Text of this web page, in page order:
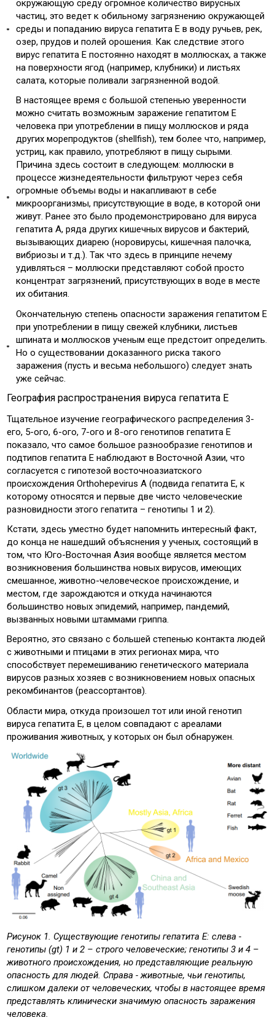
окружающую среду огромное количество вирусных
частиц, это ведет к обильному загрязнению окружающей
среды и попаданию вируса гепатита Е в воду ручьев, рек,
озер, прудов и полей орошения. Как следствие этого
вирус гепатита Е постоянно находят в моллюсках, а также
на поверхности ягод (например, клубники) и листьях
салата, которые поливали загрязненной водой.
В настоящее время с большой степенью уверенности
можно считать возможным заражение гепатитом Е
человека при употреблении в пищу моллюсков и ряда
других морепродуктов (shellfish), тем более что, например,
устриц, как правило, употребляют в пищу сырыми.
Причина здесь состоит в следующем: моллюски в
процессе жизнедеятельности фильтруют через себя
огромные объемы воды и накапливают в себе
микроорганизмы, присутствующие в воде, в которой они
живут. Ранее это было продемонстрировано для вируса
гепатита А, ряда других кишечных вирусов и бактерий,
вызывающих диарею (норовирусы, кишечная палочка,
вибриозы и т.д.). Так что здесь в принципе нечему
удивляться – моллюски представляют собой просто
концентрат загрязнений, присутствующих в воде в месте
их обитания.
Окончательную степень опасности заражения гепатитом Е
при употреблении в пищу свежей клубники, листьев
шпината и моллюсков ученым еще предстоит определить.
Но о существовании доказанного риска такого
заражения (пусть и весьма небольшого) следует знать
уже сейчас.
География распространения вируса гепатита Е
Тщательное изучение географического распределения 3-
его, 5-ого, 6-ого, 7-ого и 8-ого генотипов гепатита Е
показало, что самое большое разнообразие генотипов и
подтипов гепатита Е наблюдают в Восточной Азии, что
согласуется с гипотезой восточноазиатского
происхождения Orthohepevirus А (подвида гепатита Е, к
которому относятся и первые две чисто человеческие
разновидности этого гепатита – генотипы 1 и 2).
Кстати, здесь уместно будет напомнить интересный факт,
до конца не нашедший объяснения у ученых, состоящий в
том, что Юго-Восточная Азия вообще является местом
возникновения большинства новых вирусов, имеющих
смешанное, животно-человеческое происхождение, и
местом, где зарождаются и откуда начинаются
большинство новых эпидемий, например, пандемий,
вызванных новыми штаммами гриппа.
Вероятно, это связано с большей степенью контакта людей
с животными и птицами в этих регионах мира, что
способствует перемешиванию генетического материала
вирусов разных хозяев с возникновением новых опасных
рекомбинантов (реассортантов).
Области мира, откуда произошел тот или иной генотип
вируса гепатита Е, в целом совпадают с ареалами
проживания животных, у которых он был обнаружен.
Рисунок 1. Существующие генотипы гепатита Е: слева -
генотипы (gt) 1 и 2 – строго человеческие; генотипы 3 и 4 –
животного происхождения, но представляющие реальную
опасность для людей. Справа - животные, чьи генотипы,
слишком далеки от человеческих, чтобы в настоящее время
представлять клинически значимую опасность заражения
человека.